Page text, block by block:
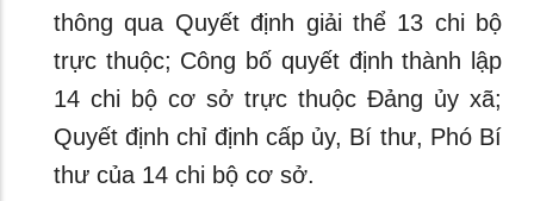
thông qua Quyết định giải thể 13 chi bộ
trực thuộc; Công bố quyết định thành lập
14 chi bộ cơ sở trực thuộc Đảng ủy xã;
Quyết định chỉ định cấp ủy, Bí thư, Phó Bí
thư của 14 chi bộ cơ sở.